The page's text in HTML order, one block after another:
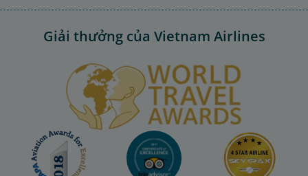
Giải thưởng của Vietnam Airlines